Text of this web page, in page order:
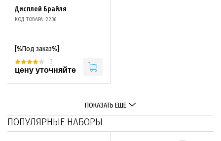
Дисплей Брайля
КОД ТОВАРА: 2236
[%Под заказ%]
3
цену уточняйте
ПОКАЗАТЬ ЕЩЕ
ПОПУЛЯРНЫЕ НАБОРЫ